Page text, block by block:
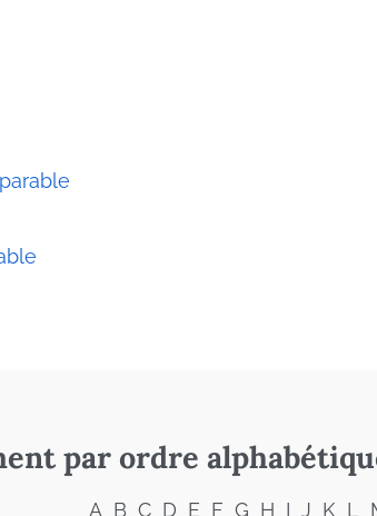
par ordre
A B C D E F G H I J K L